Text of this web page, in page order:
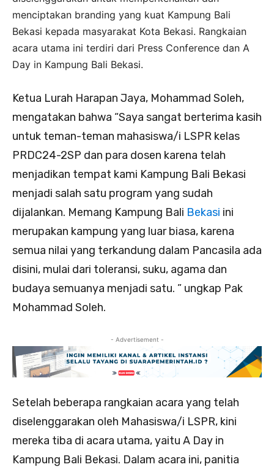
menciptakan branding yang kuat Kampung Bali
Bekasi kepada masyarakat Kota Bekasi. Rangkaian
acara utama ini terdiri dari Press Conference dan A
Day in Kampung Bali Bekasi.
Ketua Lurah Harapan Jaya, Mohammad Soleh,
mengatakan bahwa “Saya sangat berterima kasih
untuk teman-teman mahasiswa/i LSPR kelas
PRDC24-2SP dan para dosen karena telah
menjadikan tempat kami Kampung Bali Bekasi
menjadi salah satu program yang sudah
dijalankan. Memang Kampung Bali Bekasi ini
merupakan kampung yang luar biasa, karena
semua nilai yang terkandung dalam Pancasila ada
disini, mulai dari toleransi, suku, agama dan
budaya semuanya menjadi satu. ” ungkap Pak
Mohammad Soleh.
- Advertisement -
Setelah beberapa rangkaian acara yang telah
diselenggarakan oleh Mahasiswa/i LSPR, kini
mereka tiba di acara utama, yaitu A Day in
Kampung Bali Bekasi. Dalam acara ini, panitia